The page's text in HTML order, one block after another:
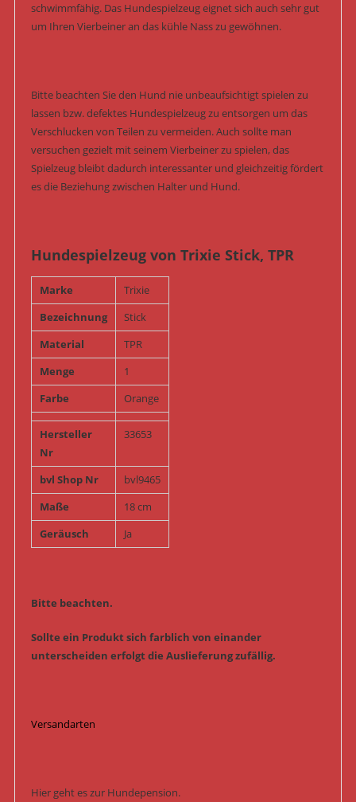
schwimmfähig. Das Hundespielzeug eignet sich auch sehr gut
um Ihren Vierbeiner an das kühle Nass zu gewöhnen.
Bitte beachten Sie den Hund nie unbeaufsichtigt spielen zu
lassen bzw. defektes Hundespielzeug zu entsorgen um das
Verschlucken von Teilen zu vermeiden. Auch sollte man
versuchen gezielt mit seinem Vierbeiner zu spielen, das
Spielzeug bleibt dadurch interessanter und gleichzeitig fördert
es die Beziehung zwischen Halter und Hund.
Hundespielzeug von Trixie Stick, TPR
Marke
Trixie
Bezeichnung
Stick
Material
TPR
Menge
1
Farbe
Orange
Hersteller
Nr
33653
bvl Shop Nr
bvl9465
Maße
18 cm
Geräusch
Ja
Bitte beachten.
Sollte ein Produkt sich farblich von einander
unterscheiden erfolgt die Auslieferung zufällig.
Versandarten
Hier geht es zur Hundepension.